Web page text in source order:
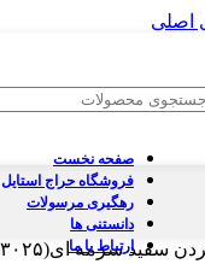
اصلی
صفحه نخست
فروشگاه حراج استایل
رهگیری مرسولات
دانستنی ها
ارتباط با ما
سفید سرمه ای(۳۰۲۵(